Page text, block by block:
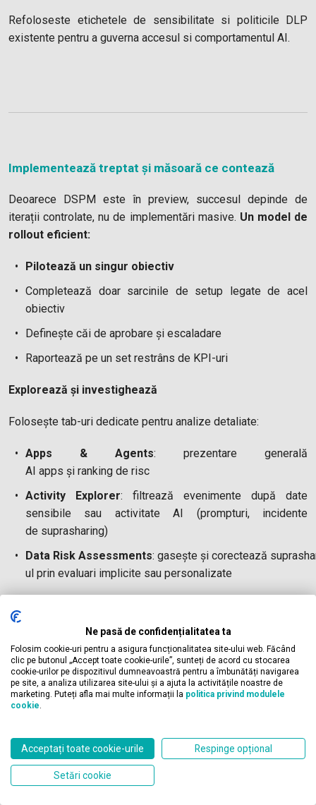
Refoloseste etichetele de sensibilitate si politicile DLP
existente pentru a guverna accesul si comportamentul AI.
Implementează treptat și măsoară ce contează
Deoarece DSPM este în preview, succesul depinde de
iterații controlate, nu de implementări masive. Un model de
rollout eficient:
Pilotează un singur obiectiv
Completează doar sarcinile de setup legate de acel
obiectiv
Definește căi de aprobare și escaladare
Raportează pe un set restrâns de KPI-uri
Explorează și investighează
Folosește tab-uri dedicate pentru analize detaliate:
Apps & Agents: prezentare generală
AI apps și ranking de risc
Activity Explorer: filtrează evenimente după date
sensibile sau activitate AI (prompturi, incidente
de suprasharing)
Data Risk Assessments: gasește și corectează
ul prin evaluari implicite sau personalizate
Folosește Security Copilot pentru a rafina alertele, filtra
zgomotul și sugera priorități.
Aprobă sau ajustează remedierile AI (ex: blocare
download, revocare acces).
ale acțiunilor agenților AI.
Contact
Ne pasă de confidențialitatea ta
Folosim cookie-uri pentru a asigura funcționalitatea site-ului web. Făcând
clic pe butonul „Accept toate cookie-urile”, sunteți de acord cu stocarea
cookie-urilor pe dispozitivul dumneavoastră pentru a îmbunătăți navigarea
pe site, a analiza utilizarea site-ului și a ajuta la activitățile noastre de
marketing. Puteți afla mai multe informații la politica privind modulele
cookie.
Acceptați toate cookie-urile Respinge opțional
Setări cookie